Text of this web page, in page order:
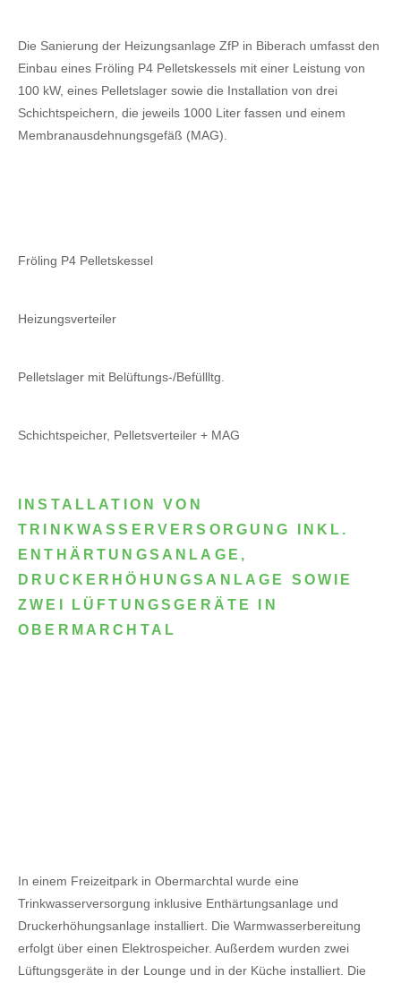
Die Sanierung der Heizungsanlage ZfP in Biberach umfasst den
Einbau eines Fröling P4 Pelletskessels mit einer Leistung von
100 kW, eines Pelletslager sowie die Installation von drei
Schichtspeichern, die jeweils 1000 Liter fassen und einem
Membranausdehnungsgefäß (MAG).
Fröling P4 Pelletskessel
Heizungsverteiler
Pelletslager mit Belüftungs-/Befüllltg.
Schichtspeicher, Pelletsverteiler + MAG
INSTALLATION VON
TRINKWASSERVERSORGUNG INKL.
ENTHÄRTUNGSANLAGE,
DRUCKERHÖHUNGSANLAGE SOWIE
ZWEI LÜFTUNGSGERÄTE IN
OBERMARCHTAL
In einem Freizeitpark in Obermarchtal wurde eine
Trinkwasserversorgung inklusive Enthärtungsanlage und
Druckerhöhungsanlage installiert. Die Warmwasserbereitung
erfolgt über einen Elektrospeicher. Außerdem wurden zwei
Lüftungsgeräte in der Lounge und in der Küche installiert. Die